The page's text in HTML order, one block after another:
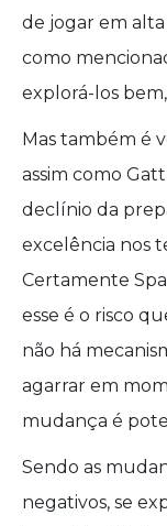
de jogar em alta
como
explorá-los
Mas também é
assim como
declínio da
excelência nos
Certamente
esse é o risco
não há
agarrar em
mudança é
Sendo as
negativos, se